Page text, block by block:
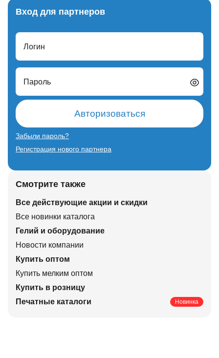
Вход для партнеров
Логин
Пароль
Авторизоваться
Забыли пароль?
Регистрация нового партнера
Смотрите также
Все действующие акции и скидки
Все новинки каталога
Гелий и оборудование
Новости компании
Купить оптом
Купить мелким оптом
Купить в розницу
Печатные каталоги
Новинка